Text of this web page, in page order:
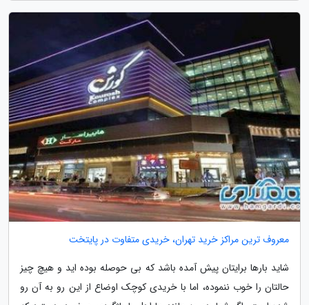
معروف ترین مراکز خرید تهران، خریدی متفاوت در پایتخت
شاید بارها برایتان پیش آمده باشد که بی حوصله بوده اید و هیچ چیز
حالتان را خوب ننموده، اما با خریدی کوچک اوضاع از این رو به آن رو